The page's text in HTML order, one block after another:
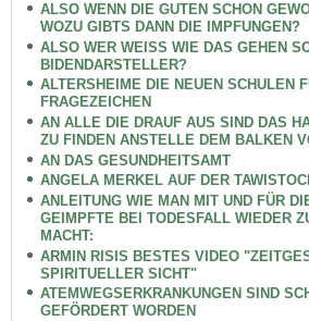
ALSO WENN DIE GUTEN SCHON
WOZU GIBTS DANN DIE IMPFUNGEN?
ALSO WER WEISS WIE DAS GEHEN
BIDENDARSTELLER?
ALTERSHEIME DIE NEUEN SCHULEN
FRAGEZEICHEN
AN ALLE DIE DRAUF AUS SIND DAS
ZU FINDEN ANSTELLE DEM BALKEN
AN DAS GESUNDHEITSAMT
ANGELA MERKEL AUF DER
ANLEITUNG WIE MAN MIT UND FÜR
GEIMPFTE BEI TODESFALL WIEDER
MACHT:
ARMIN RISIS BESTES VIDEO
SPIRITUELLER SICHT"
ATEMWEGSERKRANKUNGEN SIND
GEFÖRDERT WORDEN